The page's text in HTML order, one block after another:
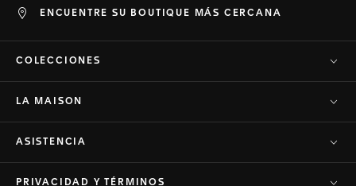
ENCUENTRE SU BOUTIQUE MÁS CERCANA
COLECCIONES
LA MAISON
ASISTENCIA
PRIVACIDAD Y TÉRMINOS